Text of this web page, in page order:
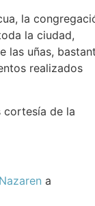
la
la ciudad,
las uñas,
realizados
cortesía de la
a